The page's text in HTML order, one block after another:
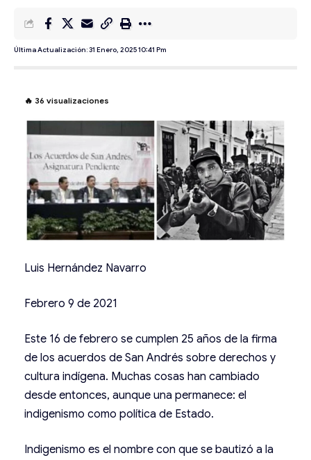
Última Actualización: 31 Enero, 2025 10:41 Pm
🔥 36 visualizaciones
Luis Hernández Navarro
Febrero 9 de 2021
Este 16 de febrero se cumplen 25 años de la firma
de los acuerdos de San Andrés sobre derechos y
cultura indígena. Muchas cosas han cambiado
desde entonces, aunque una permanece: el
indigenismo como política de Estado.
Indigenismo es el nombre con que se bautizó a la